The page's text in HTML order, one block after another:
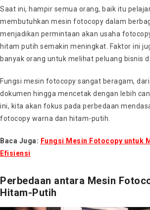
Saat ini, hampir semua orang, baik itu
membutuhkan mesin fotocopy dalam
menjadikan permintaan akan usaha
hitam putih semakin meningkat. Faktor ini
banyak orang untuk melihat peluang bisnis
Fungsi mesin fotocopy sangat beragam,
dokumen hingga mencetak dengan lebih
ini, kita akan fokus pada perbedaan
fotocopy warna dan hitam-putih.
Baca Juga: Fungsi Mesin Fotocopy untuk
Efisiensi
Perbedaan antara Mesin
Hitam-Putih